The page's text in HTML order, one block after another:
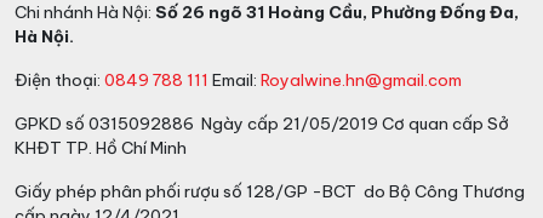
Rượu vang đỏ cũ:Tùy theo phong cách nhưng hầu
hết sẽ mất khoảng 2 giờ
Một số loại rượu vang đỏ hảo hạng có chứa trầm tích
(phổ biến trong các loại rượu vang đỏ cũ). Có thể khử
rượu để loại bỏ trầm tích.
Một cách khác là đặt một bộ lọc bằng thép không gỉ
(chẳng hạn như bộ lọc trà
Chi nhánh Hà Nội: Số 26 ngõ 31 Hoàng Cầu, Phường Đống Đa,
Hà Nội.
Điện thoại: 0849 788 111 Email: Royalwine.hn@gmail.com
GPKD số 0315092886 Ngày cấp 21/05/2019 Cơ quan cấp Sở
KHĐT TP. Hồ Chí Minh
Giấy phép phân phối rượu số 128/GP -BCT do Bộ Công Thương